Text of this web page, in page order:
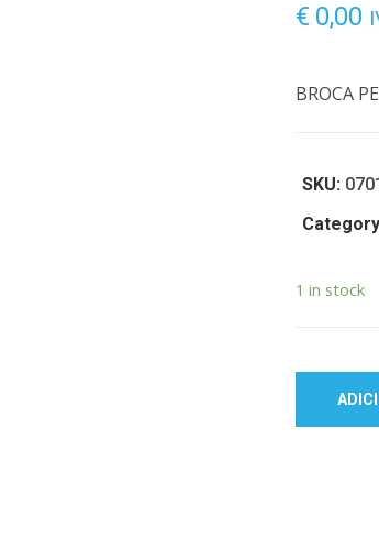
€ 0,00
BROCA
SKU:
1 in stock